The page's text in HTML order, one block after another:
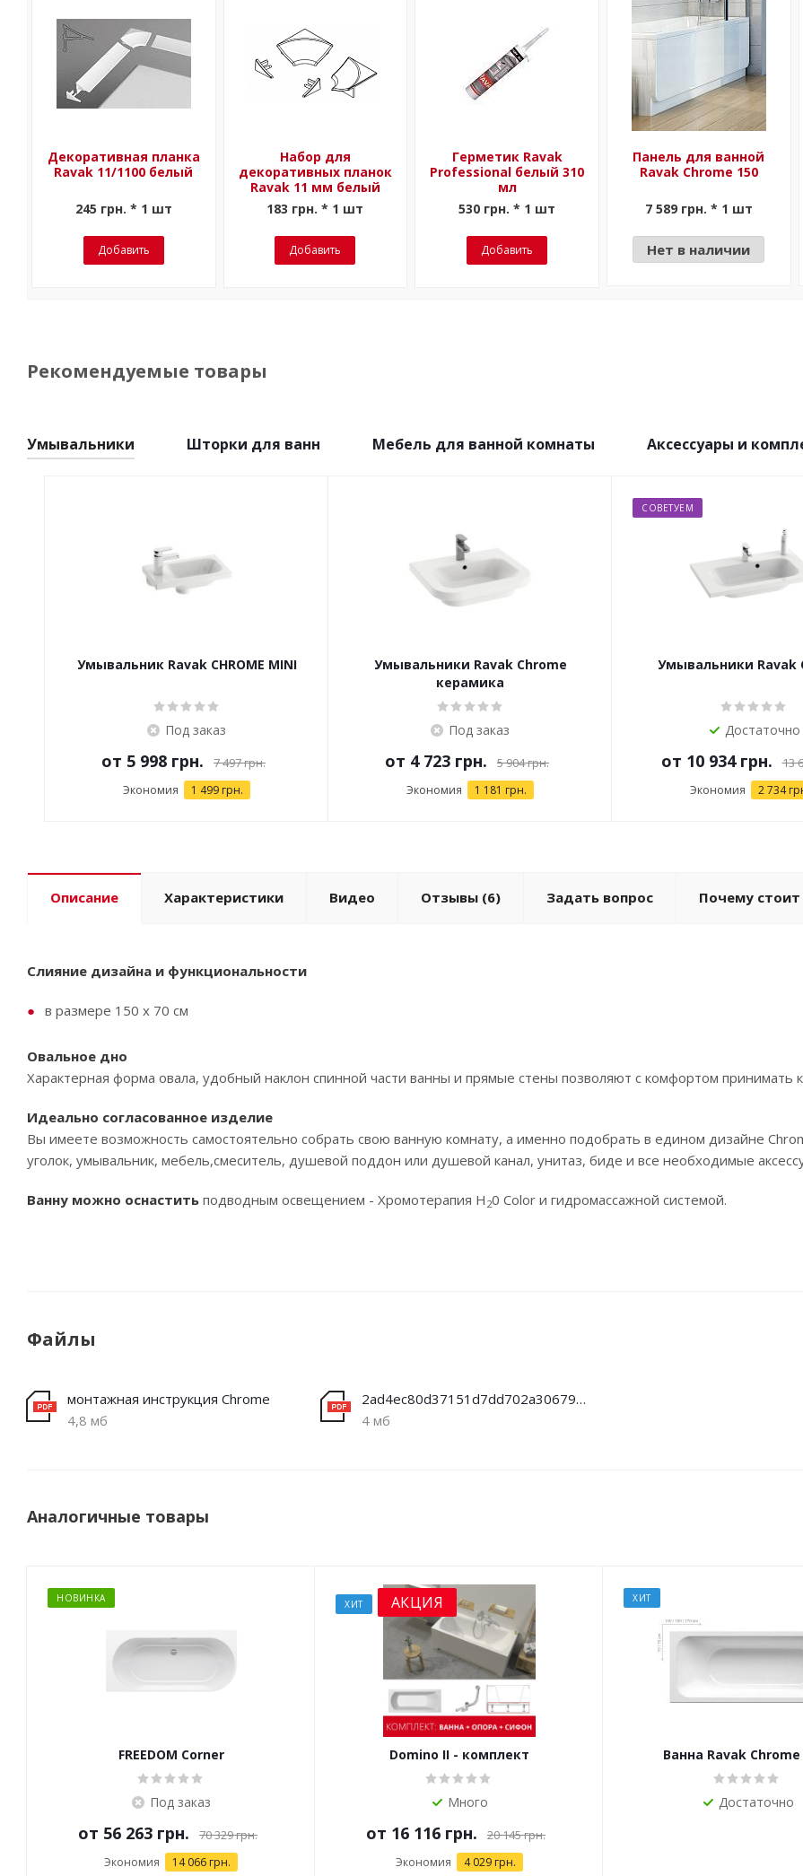
Декоративная планка
Ravak 11/1100 белый
245 грн. * 1 шт
Добавить
Набор для
декоративных планок
Ravak 11 мм белый
183 грн. * 1 шт
Добавить
Герметик Ravak
Professional белый 310
мл
530 грн. * 1 шт
Добавить
Панель для ванной
Ravak Chrome 150
7 589 грн. * 1 шт
Нет в наличии
Рекомендуемые товары
Умывальники Шторки для ванн Мебель для ванной комнаты Аксессуары и
Умывальник Ravak CHROME MINI
Под заказ
от 5 998 грн. 7 497 грн.
Экономия 1 499 грн.
Умывальники Ravak Chrome
керамика
Под заказ
от 4 723 грн. 5 904 грн.
Экономия 1 181 грн.
СОВЕТУЕМ
Умывальники Ravak
Достаточно
от 10 934 грн. 13
Экономия 2 734
Описание Характеристики Видео Отзывы (6) Задать вопрос Почему стоит
Слияние дизайна и функциональности
в размере 150 х 70 см
Овальное дно
Характерная форма овала, удобный наклон спинной части ванны и прямые стены позволяют с комфортом принимать
Идеально согласованное изделие
Вы имеете возможность самостоятельно собрать свою ванную комнату, а именно подобрать в едином дизайне
уголок, умывальник, мебель,смеситель, душевой поддон или душевой канал, унитаз, биде и все необходимые
Ванну можно оснастить подводным освещением - Хромотерапия H 20 Color и гидромассажной системой.
Файлы
монтажная инструкция Chrome
4,8 мб
2ad4ec80d37151d7dd702a3067978958_compressed
4 мб
Аналогичные товары
НОВИНКА
FREEDOM Corner
Под заказ
от 56 263 грн. 70 329 грн.
Экономия 14 066 грн.
ХИТ АКЦИЯ
Domino II - комплект
Много
от 16 116 грн. 20 145 грн.
Экономия 4 029 грн.
ХИТ
Ванна Ravak Chrome
Достаточно